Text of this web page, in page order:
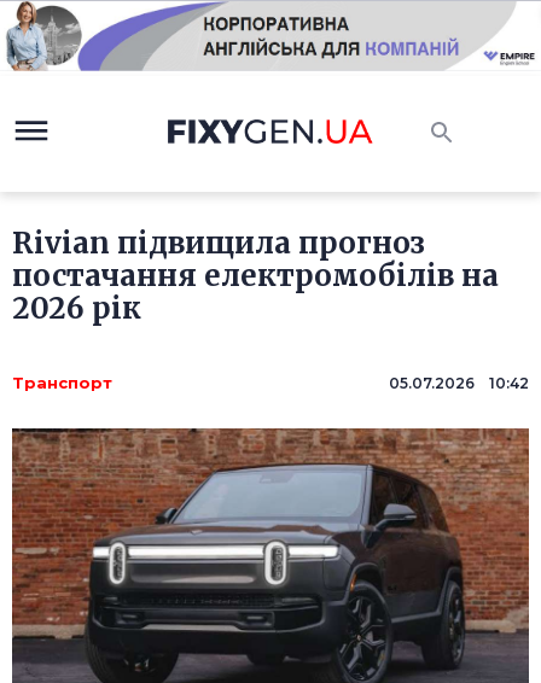
Rivian підвищила прогноз
постачання електромобілів на
2026 рік
Транспорт 05.07.2026 10:42